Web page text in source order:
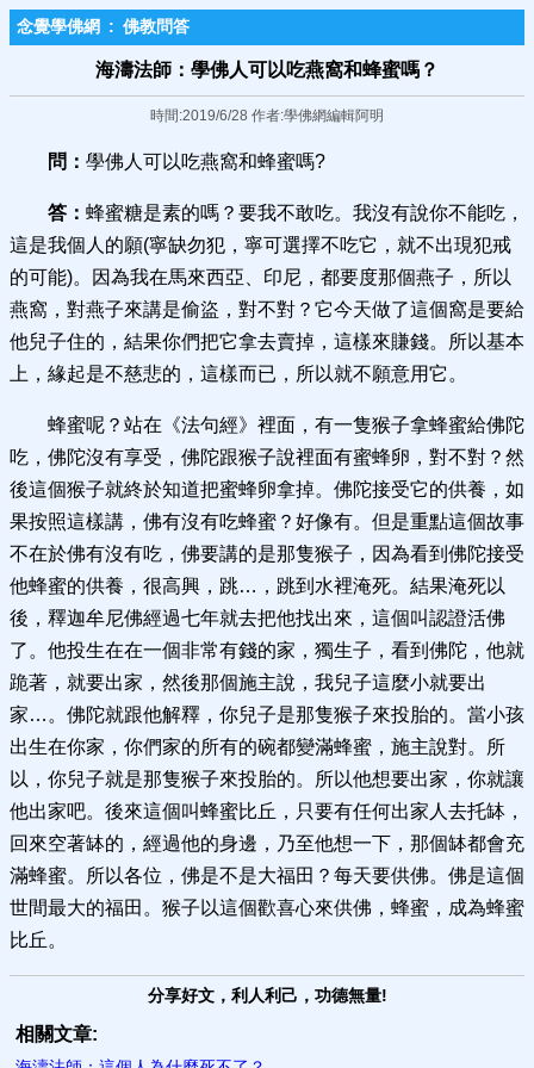
念覺學佛網 : 佛教問答
海濤法師：學佛人可以吃燕窩和蜂蜜嗎？
時間:2019/6/28 作者:學佛網編輯阿明
問： 學佛人可以吃燕窩和蜂蜜嗎?
答： 蜂蜜糖是素的嗎？要我不敢吃。我沒有說你不能吃，
這是我個人的願(寧缺勿犯，寧可選擇不吃它，就不出現犯戒
的可能)。因為我在馬來西亞、印尼，都要度那個燕子，所以
燕窩，對燕子來講是偷盜，對不對？它今天做了這個窩是要給
他兒子住的，結果你們把它拿去賣掉，這樣來賺錢。所以基本
上，緣起是不慈悲的，這樣而已，所以就不願意用它。
蜂蜜呢？站在《法句經》裡面，有一隻猴子拿蜂蜜給佛陀
吃，佛陀沒有享受，佛陀跟猴子說裡面有蜜蜂卵，對不對？然
後這個猴子就終於知道把蜜蜂卵拿掉。佛陀接受它的供養，如
果按照這樣講，佛有沒有吃蜂蜜？好像有。但是重點這個故事
不在於佛有沒有吃，佛要講的是那隻猴子，因為看到佛陀接受
他蜂蜜的供養，很高興，跳…，跳到水裡淹死。結果淹死以
後，釋迦牟尼佛經過七年就去把他找出來，這個叫認證活佛
了。他投生在在一個非常有錢的家，獨生子，看到佛陀，他就
跪著，就要出家，然後那個施主說，我兒子這麼小就要出
家…。佛陀就跟他解釋，你兒子是那隻猴子來投胎的。當小孩
出生在你家，你們家的所有的碗都變滿蜂蜜，施主說對。所
以，你兒子就是那隻猴子來投胎的。所以他想要出家，你就讓
他出家吧。後來這個叫蜂蜜比丘，只要有任何出家人去托缽，
回來空著缽的，經過他的身邊，乃至他想一下，那個缽都會充
滿蜂蜜。所以各位，佛是不是大福田？每天要供佛。佛是這個
世間最大的福田。猴子以這個歡喜心來供佛，蜂蜜，成為蜂蜜
比丘。
分享好文，利人利己，功德無量!
相關文章: